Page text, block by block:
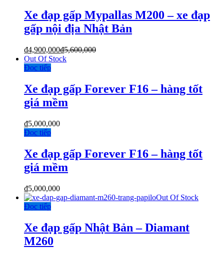
Xe đạp gấp Mypallas M200 – xe đạp
gấp nội địa Nhật Bản
₫4,900,000₫5,600,000
Out Of Stock
Đọc tiếp
Xe đạp gấp Forever F16 – hàng tốt
giá mềm
₫5,000,000
Đọc tiếp
Xe đạp gấp Forever F16 – hàng tốt
giá mềm
₫5,000,000
Out Of Stock
Đọc tiếp
Xe đạp gấp Nhật Bản – Diamant
M260